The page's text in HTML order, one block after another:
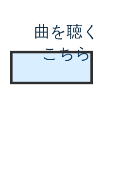
曲を聴く
こちら